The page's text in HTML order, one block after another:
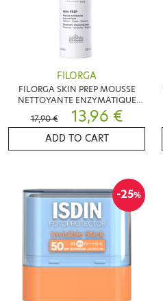
FILORGA
FILORGA SKIN PREP MOUSSE
NETTOYANTE ENZYMATIQUE
150ML
17,90 € 13,96 €
ADD TO CART
-25%